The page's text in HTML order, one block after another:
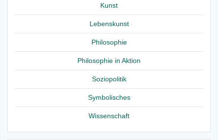
Kunst
Lebenskunst
Philosophie
Philosophie in Aktion
Soziopolitik
Symbolisches
Wissenschaft